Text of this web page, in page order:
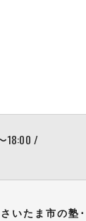
18:00 /
さいたま市の塾